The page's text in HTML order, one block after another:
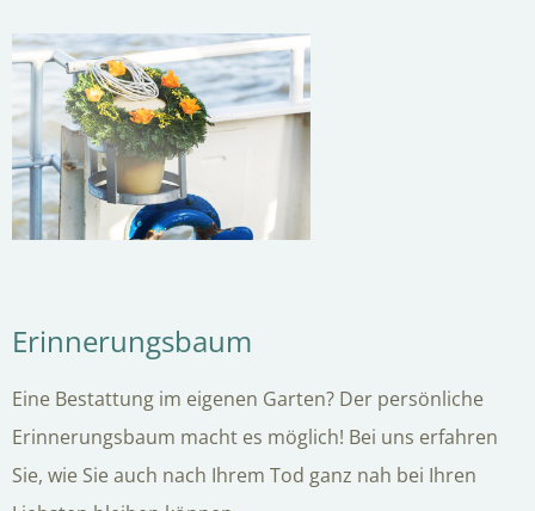
Erinnerungsbaum
Eine Bestattung im eigenen Garten? Der persönliche
Erinnerungsbaum macht es möglich! Bei uns erfahren
Sie, wie Sie auch nach Ihrem Tod ganz nah bei Ihren